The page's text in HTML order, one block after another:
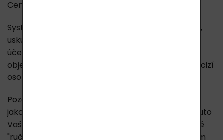
Ceny jsou počítány / sčítány vč. DPH!
Systém
sčítá všechny Vaše nákupy,
uskutečněné prostřednictvím eshopu a přes Váš
účet (po Vašem přihlášení). Nelze takto sčítat
objednávky uskutečněné bez přihlášení, nebo na cizí
osobu, nebo telefonicky či emailem.
Pozor: Pokud se při Vaší objednávce nepřihlásíte,
jako registrovaný uživatel, systém Vám nemůže tuto
Vaší objednávku započítat a nelze to ani následně
"ručně" na naší info lince upravit. Věrnostní systém